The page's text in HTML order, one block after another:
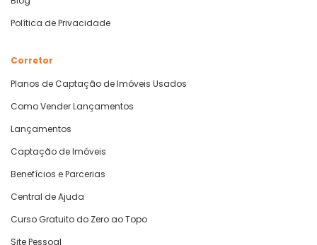
Política de Privacidade
Corretor
Planos de Captação de Imóveis Usados
Como Vender Lançamentos
Lançamentos
Captação de Imóveis
Benefícios e Parcerias
Central de Ajuda
Curso Gratuito do Zero ao Topo
Site Pessoal